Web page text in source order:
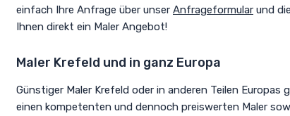
einfach Ihre Anfrage über unser Anfrageformular und
Ihnen direkt ein Maler Angebot!
Maler Krefeld und in ganz Europa
Günstiger Maler Krefeld oder in anderen Teilen Europas
einen kompetenten und dennoch preiswerten Maler